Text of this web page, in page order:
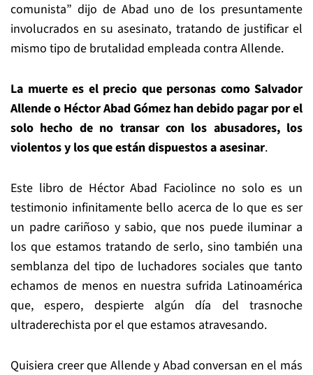
comunista” dijo de Abad uno de los presuntamente
involucrados en su asesinato, tratando de justificar el
mismo tipo de brutalidad empleada contra Allende.
La muerte es el precio que personas como Salvador
Allende o Héctor Abad Gómez han debido pagar por el
solo hecho de no transar con los abusadores, los
violentos y los que están dispuestos a asesinar.
Este libro de Héctor Abad Faciolince no solo es un
testimonio infinitamente bello acerca de lo que es ser
un padre cariñoso y sabio, que nos puede iluminar a
los que estamos tratando de serlo, sino también una
semblanza del tipo de luchadores sociales que tanto
echamos de menos en nuestra sufrida Latinoamérica
que, espero, despierte algún día del trasnoche
ultraderechista por el que estamos atravesando.
Quisiera creer que Allende y Abad conversan en el más